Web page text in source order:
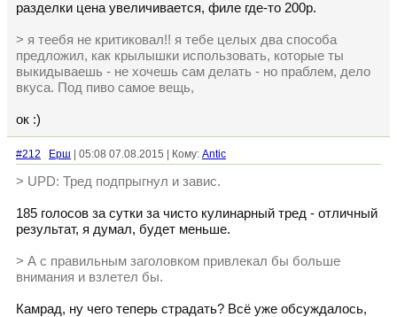
разделки цена увеличивается, филе где-то 200р.
> я теебя не критиковал!! я тебе целых два способа
предложил, как крылышки использовать, которые ты
выкидываешь - не хочешь сам делать - но праблем, дело
вкуса. Под пиво самое вещь,
ок :)
#212 Ерш | 05:08 07.08.2015 | Кому: Antic
> UPD: Тред подпрыгнул и завис.
185 голосов за сутки за чисто кулинарный тред - отличный
результат, я думал, будет меньше.
> А с правильным заголовком привлекал бы больше
внимания и взлетел бы.
Камрад, ну чего теперь страдать? Всё уже обсуждалось,